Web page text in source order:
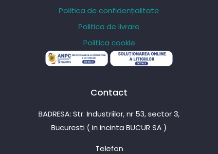
Politica de confidențialitate
Politica de livrare
Politica cookie
Contact
BADRESA: Str. Industriilor, nr 53, sector 3,
Bucuresti ( in incinta BUCUR SA )
Telefon